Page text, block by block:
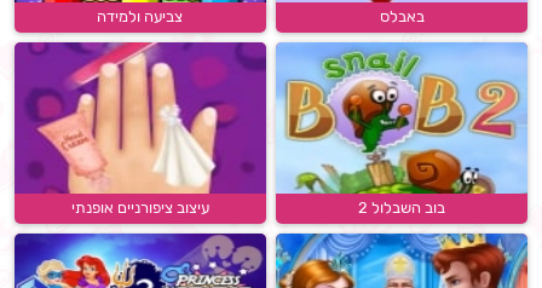
באבלס צביעה ולמידה
בוב השבלול 2 עיצוב ציפורניים אופנתי